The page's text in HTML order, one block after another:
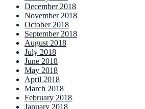
December 2018
November 2018
October 2018
September 2018
August 2018
July 2018
June 2018
May 2018
April 2018
March 2018
February 2018
January 2018